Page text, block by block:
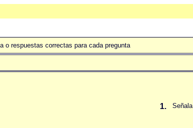
o respuestas correctas para cada pregunta
1.